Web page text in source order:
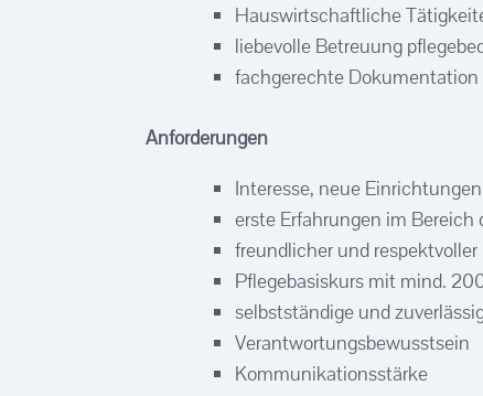
Hauswirtschaftliche
liebevolle Betreuung
fachgerechte Dokumentation
Anforderungen
Interesse, neue
erste Erfahrungen im Bereich
freundlicher und
Pflegebasiskurs mit mind.
selbstständige und
Verantwortungsbewusstsein
Kommunikationsstärke